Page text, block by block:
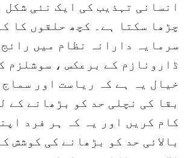
انسانی تہذیب کی ایک نئی شکل
چڑھا سکتا ہے۔ کچھ حلقوں کا
سرمایہ دارانہ نظام میں
ڈارونازم کے برعکس ، سوشلزم
خیال یہ ہے کہ ریاست اور
بقا کی نچلی حد کو بڑھانے کے
کام کریں اور یہ کہ ہر فرد
بالائی حد کو بڑھانے کی کوشش